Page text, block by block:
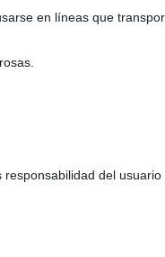
en líneas que
del